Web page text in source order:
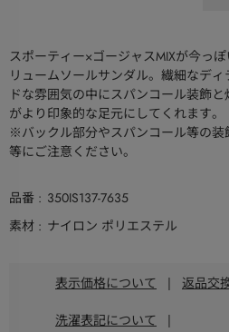
スポーティー×ゴージャスMIXが今っ
リュームソールサンダル。繊細なデ
ドな雰囲気の中にスパンコール装飾
がより印象的な足元にしてくれます。
※バックル部分やスパンコール等の
等にご注意ください。
品番
350IS137-7635
素材
ナイロン ポリエステル
表示価格について | 返品交
洗濯表記について |